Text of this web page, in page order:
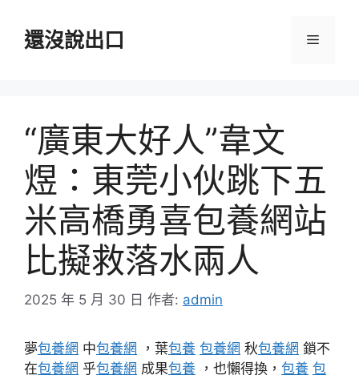
還沒說出口 選
“廣東大好人”韋文
煜：東莞小伙跳下五
米高橋勇喜包養網站
比擬救落水兩人
2025 年 5 月 30 日 作者: admin
夢包養網 中包養網 ，葉包養 包養網 秋包養網 鎖不
在包養網 乎包養網 成果包養 ，也懶得換， 包養 包